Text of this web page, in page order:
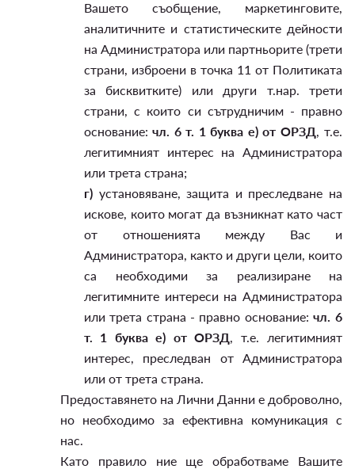
Вашето съобщение, маркетинговите,
аналитичните и статистическите дейности
на Администратора или партньорите (трети
страни, изброени в точка 11 от Политиката
за бисквитките) или други т.нар. трети
страни, с които си сътрудничим - правно
основание: чл. 6 т. 1 буква е) от ОРЗД, т.е.
легитимният интерес на Администратора
или трета страна;
г) установяване, защита и преследване на
искове, които могат да възникнат като част
от отношенията между Вас и
Администратора, както и други цели, които
са необходими за реализиране на
легитимните интереси на Администратора
или трета страна - правно основание: чл. 6
т. 1 буква е) от ОРЗД, т.е. легитимният
интерес, преследван от Администратора
или от трета страна.
Предоставянето на Лични Данни е доброволно,
но необходимо за ефективна комуникация с
нас.
Като правило ние ще обработваме Вашите